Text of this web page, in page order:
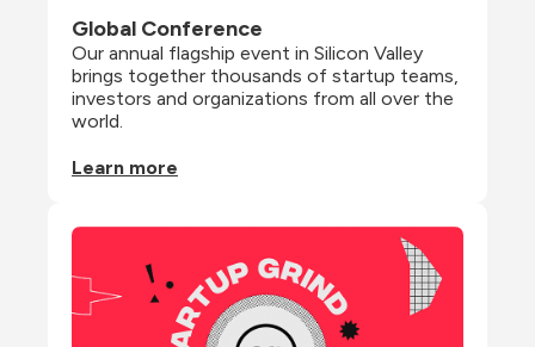
Global Conference
Our annual flagship event in Silicon Valley
brings together thousands of startup teams,
investors and organizations from all over the
world.
Learn more